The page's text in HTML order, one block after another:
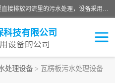
MBR污水处理设备广泛应用于各种需要直接排放河流里的污水处理，设备采用膜生物反应器（Membrane Bioreactor,简称MBR〕技术，取代了传统工艺中的二沉池，它可以*地进行固液分离，得到直接使用的稳定中水，又可在生物池内维持高浓度的微生物量，工艺剩余污泥少，极有效地去除氨氮，出水悬浮物和浊度接近于零，出水中细菌和病毒被大幅度去除，能耗低，占地面积小。
技有限公司
设备的公司
处理设备 > 瓦楞板污水处理设备